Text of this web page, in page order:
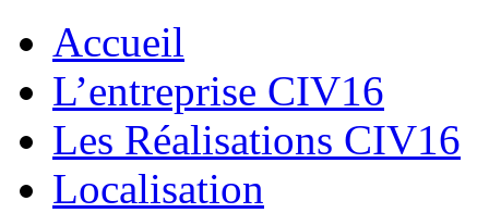
Accueil
L’entreprise CIV16
Les Réalisations CIV16
Localisation